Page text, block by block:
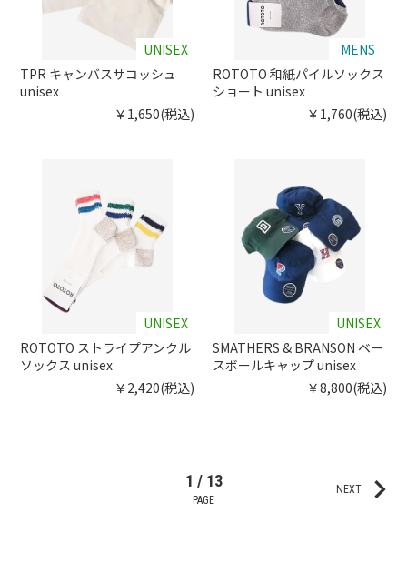
UNISEX
TPR キャンバスサコッシュ
unisex
￥1,650(税込)
MENS
ROTOTO 和紙パイルソックス
ショート unisex
￥1,760(税込)
UNISEX
ROTOTO ストライプアンクル
ソックス unisex
￥2,420(税込)
UNISEX
SMATHERS & BRANSON ベー
スボールキャップ unisex
￥8,800(税込)
1 / 13
PAGE
NEXT keyboard_arrow_right